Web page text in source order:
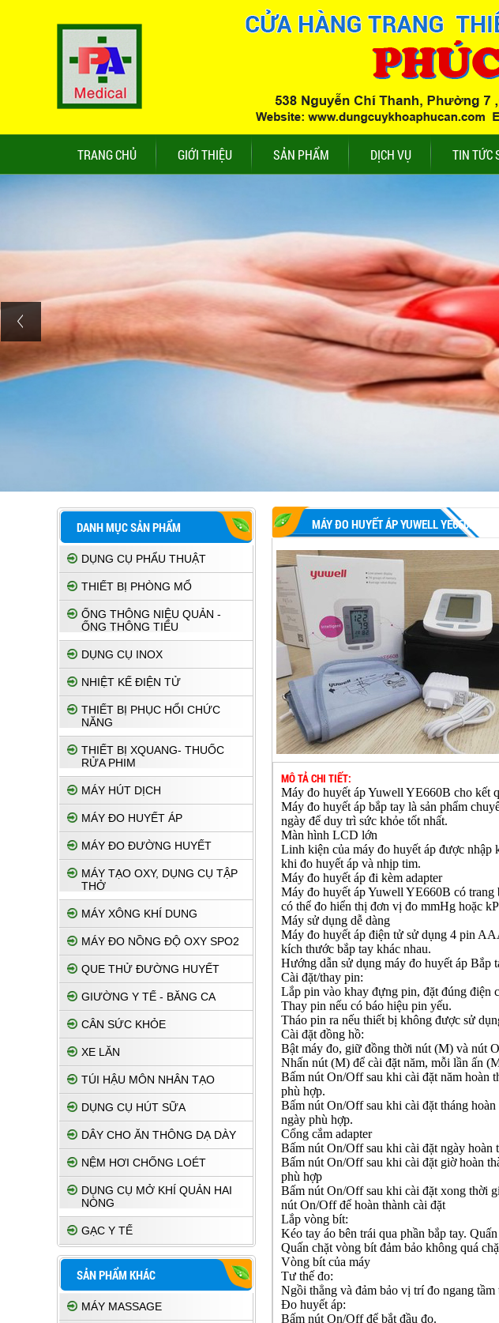
TRANG CHỦ GIỚI THIỆU SẢN PHẨM DỊCH VỤ TIN TỨC
DANH MỤC SẢN PHẨM
DỤNG CỤ PHẨU THUẬT
THIẾT BỊ PHÒNG MỔ
ỐNG THÔNG NIỆU QUẢN -
ỐNG THÔNG TIỂU
DỤNG CỤ INOX
NHIỆT KẾ ĐIỆN TỬ
THIẾT BỊ PHỤC HỔI CHỨC
NĂNG
THIẾT BỊ XQUANG- THUỐC
RỬA PHIM
MÁY HÚT DỊCH
MÁY ĐO HUYẾT ÁP
MÁY ĐO ĐƯỜNG HUYẾT
MÁY TẠO OXY, DỤNG CỤ TẬP
THỞ
MÁY XÔNG KHÍ DUNG
MÁY ĐO NỒNG ĐỘ OXY SPO2
QUE THỬ ĐƯỜNG HUYẾT
GIƯỜNG Y TẾ - BĂNG CA
CÂN SỨC KHỎE
XE LĂN
TÚI HẬU MÔN NHÂN TẠO
DỤNG CỤ HÚT SỮA
DÂY CHO ĂN THÔNG DẠ DÀY
NỆM HƠI CHỐNG LOÉT
DỤNG CỤ MỞ KHÍ QUẢN HAI
NÒNG
GẠC Y TẾ
SẢN PHẨM KHÁC
MÁY MASSAGE
MÁY ĐO HUYẾT ÁP YUWELL YE660B
MÔ TẢ CHI TIẾT:
Máy đo huyết áp Yuwell YE660B cho kết
Máy đo huyết áp bắp tay là sản phẩm
ngày để duy trì sức khỏe tốt nhất.
Màn hình LCD lớn
Linh kiện của máy đo huyết áp được nhập
khi đo huyết áp và nhịp tim.
Máy đo huyết áp đi kèm adapter
Máy đo huyết áp Yuwell YE660B có
có thể đo hiển thị đơn vị đo mmHg hoặc
Máy sử dụng dễ dàng
Máy đo huyết áp điện tử sử dụng 4 pin
kích thước bắp tay khác nhau.
Hướng dẫn sử dụng máy đo huyết áp Bắp
Cài đặt/thay pin:
Lắp pin vào khay đựng pin, đặt đúng điện
Thay pin nếu có báo hiệu pin yếu.
Tháo pin ra nếu thiết bị không được sử
Cài đặt đồng hồ:
Bật máy đo, giữ đồng thời nút (M) và nút
Nhấn nút (M) để cài đặt năm, mỗi lần ấn
Bấm nút On/Off sau khi cài đặt năm hoàn
phù hợp.
Bấm nút On/Off sau khi cài đặt tháng
ngày phù hợp.
Cổng cắm adapter
Bấm nút On/Off sau khi cài đặt ngày hoàn
Bấm nút On/Off sau khi cài đặt giờ hoàn
phù hợp
Bấm nút On/Off sau khi cài đặt xong thời
nút On/Off để hoàn thành cài đặt
Lắp vòng bít:
Kéo tay áo bên trái qua phần bắp tay.
Quấn chặt vòng bít đảm bảo không quá
Vòng bít của máy
Tư thế đo:
Ngồi thẳng và đảm bảo vị trí đo ngang
Đo huyết áp:
Bấm nút On/Off để bắt đầu đo.